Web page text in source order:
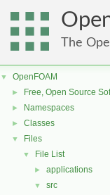
The
▼ OpenFOAM
► Free, Open Source
► Namespaces
► Classes
▼ Files
▼ File List
► applications
▼ src